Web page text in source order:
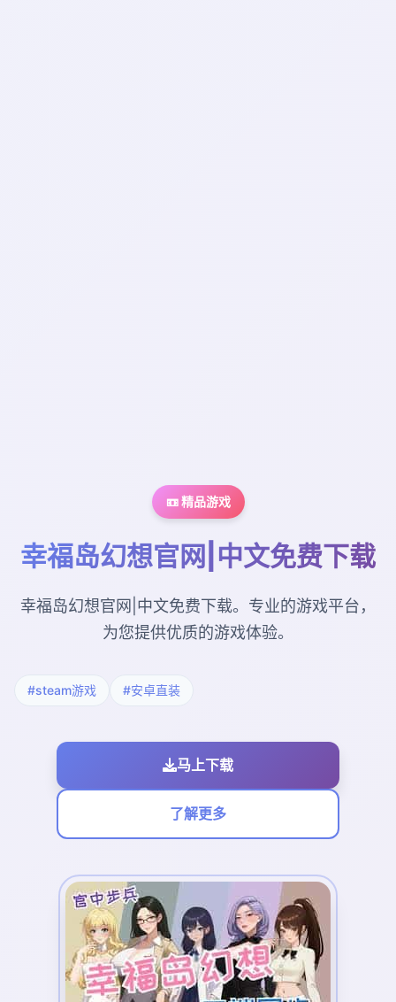
📼 精品游戏
幸福岛幻想官网|中文免费下载
幸福岛幻想官网|中文免费下载。专业的游戏平台，
为您提供优质的游戏体验。
#steam游戏 #安卓直装
马上下载
了解更多